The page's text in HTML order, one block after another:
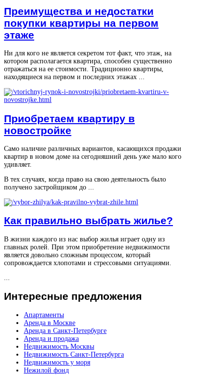
Преимущества и недостатки
покупки квартиры на первом
этаже
Ни для кого не является секретом тот факт, что этаж, на
котором располагается квартира, способен существенно
отражаться на ее стоимости. Традиционно квартиры,
находящиеся на первом и последних этажах ...
Приобретаем квартиру в
новостройке
Само наличие различных вариантов, касающихся продажи
квартир в новом доме на сегодняшний день уже мало кого
удивляет.
В тех случаях, когда право на свою деятельность было
получено застройщиком до ...
Как правильно выбрать жилье?
В жизни каждого из нас выбор жилья играет одну из
главных ролей. При этом приобретение недвижимости
является довольно сложным процессом, который
сопровождается хлопотами и стрессовыми ситуациями.
Интересные предложения
Апартаменты
Аренда в Москве
Аренда в Санкт-Петербурге
Аренда и продажа
Недвижимость Москвы
Недвижимость Санкт-Петербурга
Недвижимость у моря
Нежилой фонд